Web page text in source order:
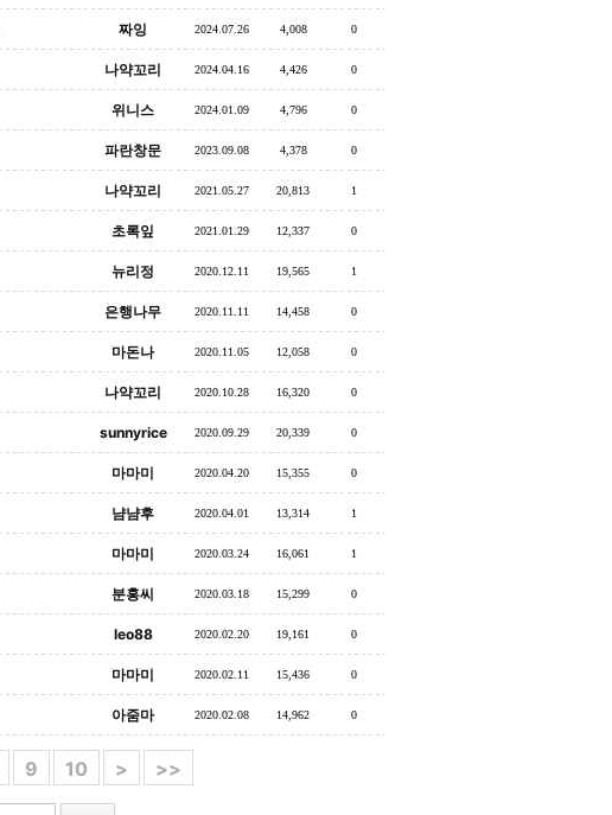
짜잉 2024.07.26 4,008 0
나약꼬리 2024.04.16 4,426 0
위니스 2024.01.09 4,796 0
파란창문 2023.09.08 4,378 0
나약꼬리 2021.05.27 20,813 1
초록잎 2021.01.29 12,337 0
뉴리정 2020.12.11 19,565 1
은행나무 2020.11.11 14,458 0
마돈나 2020.11.05 12,058 0
나약꼬리 2020.10.28 16,320 0
sunnyrice 2020.09.29 20,339 0
마마미 2020.04.20 15,355 0
냠냠후 2020.04.01 13,314 1
마마미 2020.03.24 16,061 1
분홍씨 2020.03.18 15,299 0
leo88 2020.02.20 19,161 0
마마미 2020.02.11 15,436 0
아줌마 2020.02.08 14,962 0
9 10 > >>